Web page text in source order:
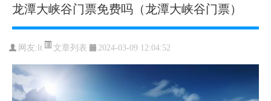
龙潭大峡谷门票免费吗（龙潭大峡谷门票）
网友:lt 文章列表 2024-03-09 12:04:52